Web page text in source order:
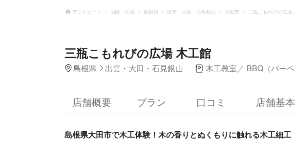
アソビュー！ 山陰・山陽 島根県 出雲・大田・石見銀山 大田市 三瓶こもれびの広場
三瓶こもれびの広場 木工館
島根県 出雲・大田・石見銀山 木工教室 BBQ（バーベ
店舗概要 プラン 口コミ 店舗基
島根県大田市で木工体験！木の香りとぬくもりに触れる木工細工